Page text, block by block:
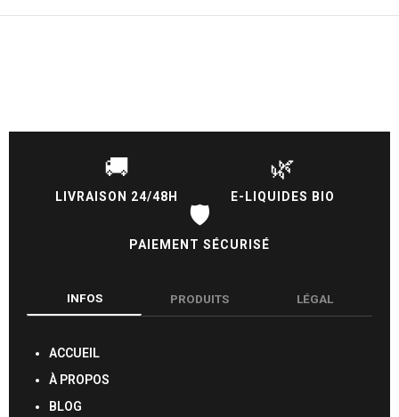
🚚
LIVRAISON 24/48H
🌿
E-LIQUIDES BIO
🛡️
PAIEMENT SÉCURISÉ
INFOS PRODUITS LÉGAL
ACCUEIL
À PROPOS
BLOG